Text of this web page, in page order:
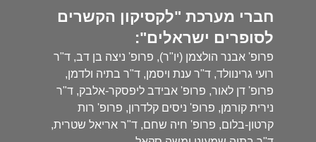
חברי מערכת "לקסיקון הקשרים
לסופרים ישראלים":
פרופ' אבנר הולצמן (יו"ר), פרופ' ניצה בן דב, ד"ר
רועי גרינוולד, ד"ר ענת ויסמן, ד"ר בתיה ולדמן,
פרופ' דן לאור, פרופ' אבידב ליפסקר-אלבק, ד"ר
נירית קורמן, פרופ' ניסים קלדרון, פרופ' רות
קרטון-בלום, פרופ' חיה שחם, ד"ר אריאל שטרית,